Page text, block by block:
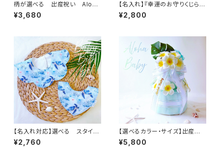
柄が選べる 出産祝い Aloha
保冷保温ポーチ＆スタイセット
／ 夏 お出かけ 洗える ハ
¥3,680
【名入れ】『幸運のお守りくじら』
ぬいぐるみ（明るいブルー）
ハワイアンギフト 海 誕生
¥2,800
【名入れ対応】選べる スタイ２
枚セット ／ ハワイや海を感
じる 海 貝 ホヌ ヤシ
¥2,760
【選べるカラー・サイズ】出産祝
い プルメリアとモンステラ ハ
ワイアンおむつケーキ ／
¥5,800